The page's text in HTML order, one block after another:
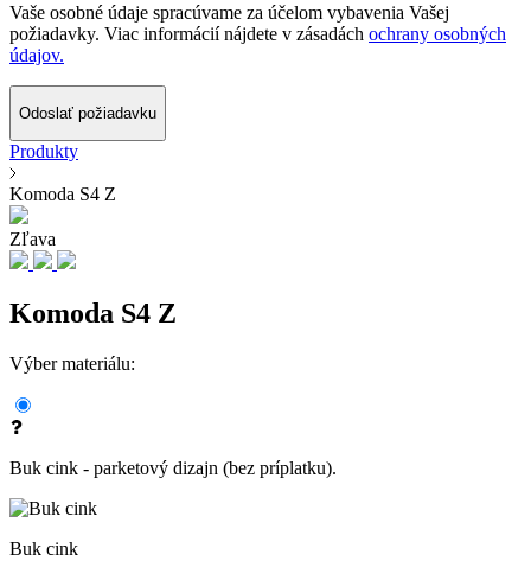
Vaše osobné údaje spracúvame za účelom vybavenia Vašej
požiadavky. Viac informácií nájdete v zásadách ochrany osobných
údajov.
Odoslať požiadavku
Produkty
Komoda S4 Z
Zľava
Komoda S4 Z
Výber materiálu:
Buk cink - parketový dizajn (bez príplatku).
Buk cink